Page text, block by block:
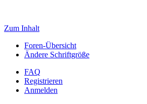
Zum Inhalt
Foren-Übersicht
Ändere Schriftgröße
FAQ
Registrieren
Anmelden